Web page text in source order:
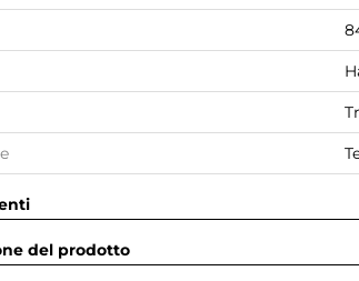
del prodotto